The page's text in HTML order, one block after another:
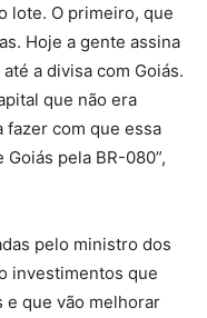
lote. O primeiro, que
Hoje a gente assina
a divisa com Goiás.
que não era
fazer com que essa
pela BR-080”,
pelo ministro dos
investimentos que
e que vão melhorar